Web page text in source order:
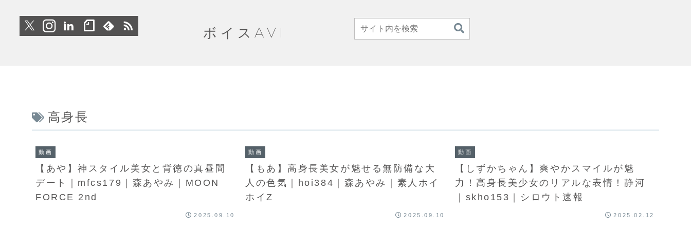
ボイスAVI
高身長
動画
【あや】神スタイル美女と背徳の真昼間
デート｜mfcs179｜森あやみ｜MOON
FORCE 2nd
2025.09.10
動画
【もあ】高身長美女が魅せる無防備な大
人の色気｜hoi384｜森あやみ｜素人ホイ
ホイZ
2025.09.10
動画
【しずかちゃん】爽やかスマイルが魅
力！高身長美少女のリアルな表情！静河
｜skho153｜シロウト速報
2025.02.12